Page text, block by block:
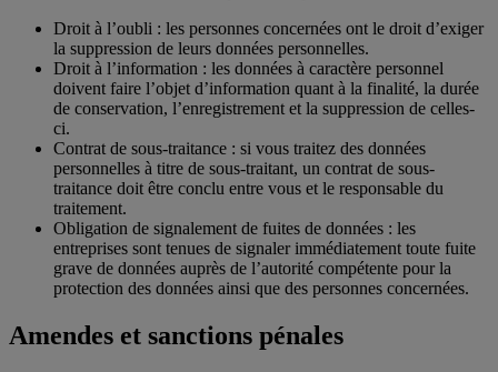
Droit à l’oubli : les personnes concernées ont le droit d’exiger
la suppression de leurs données personnelles.
Droit à l’information : les données à caractère personnel
doivent faire l’objet d’information quant à la finalité, la durée
de conservation, l’enregistrement et la suppression de celles-
ci.
Contrat de sous-traitance : si vous traitez des données
personnelles à titre de sous-traitant, un contrat de sous-
traitance doit être conclu entre vous et le responsable du
traitement.
Obligation de signalement de fuites de données : les
entreprises sont tenues de signaler immédiatement toute fuite
grave de données auprès de l’autorité compétente pour la
protection des données ainsi que des personnes concernées.
Amendes et sanctions pénales